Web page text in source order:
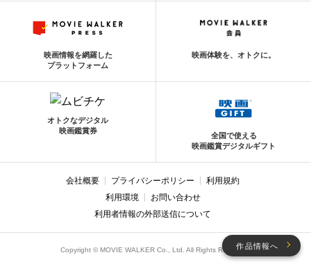
作品情報へ
映画情報を網羅した
プラットフォーム
映画体験を、オトクに。
オトクなデジタル
映画鑑賞券
全国で使える
映画鑑賞デジタルギフト
会社概要 プライバシーポリシー
利用規約
利用環境
お問い合わせ
利用者情報の外部送信について
Copyright © MOVIE WALKER Co., Ltd. All Rights Reserved.